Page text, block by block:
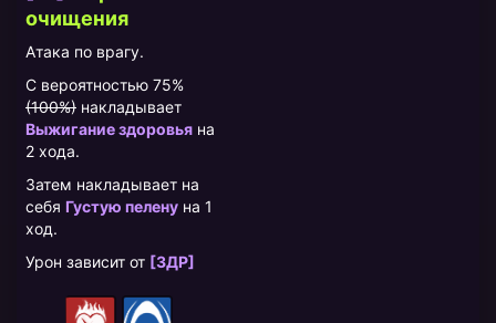
очищения
Атака по врагу.
С вероятностью 75%
(100%) накладывает
Выжигание здоровья на
2 хода.
Затем накладывает на
себя Густую пелену на 1
ход.
Урон зависит от [ЗДР]